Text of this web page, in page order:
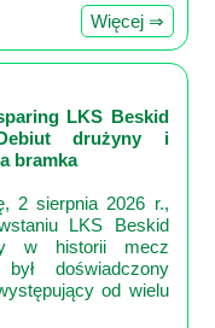
Więcej ⇒
LKS Beskid
drużyny i
bramka
2 sierpnia 2026 r.,
LKS Beskid
w historii mecz
doświadczony
od wielu